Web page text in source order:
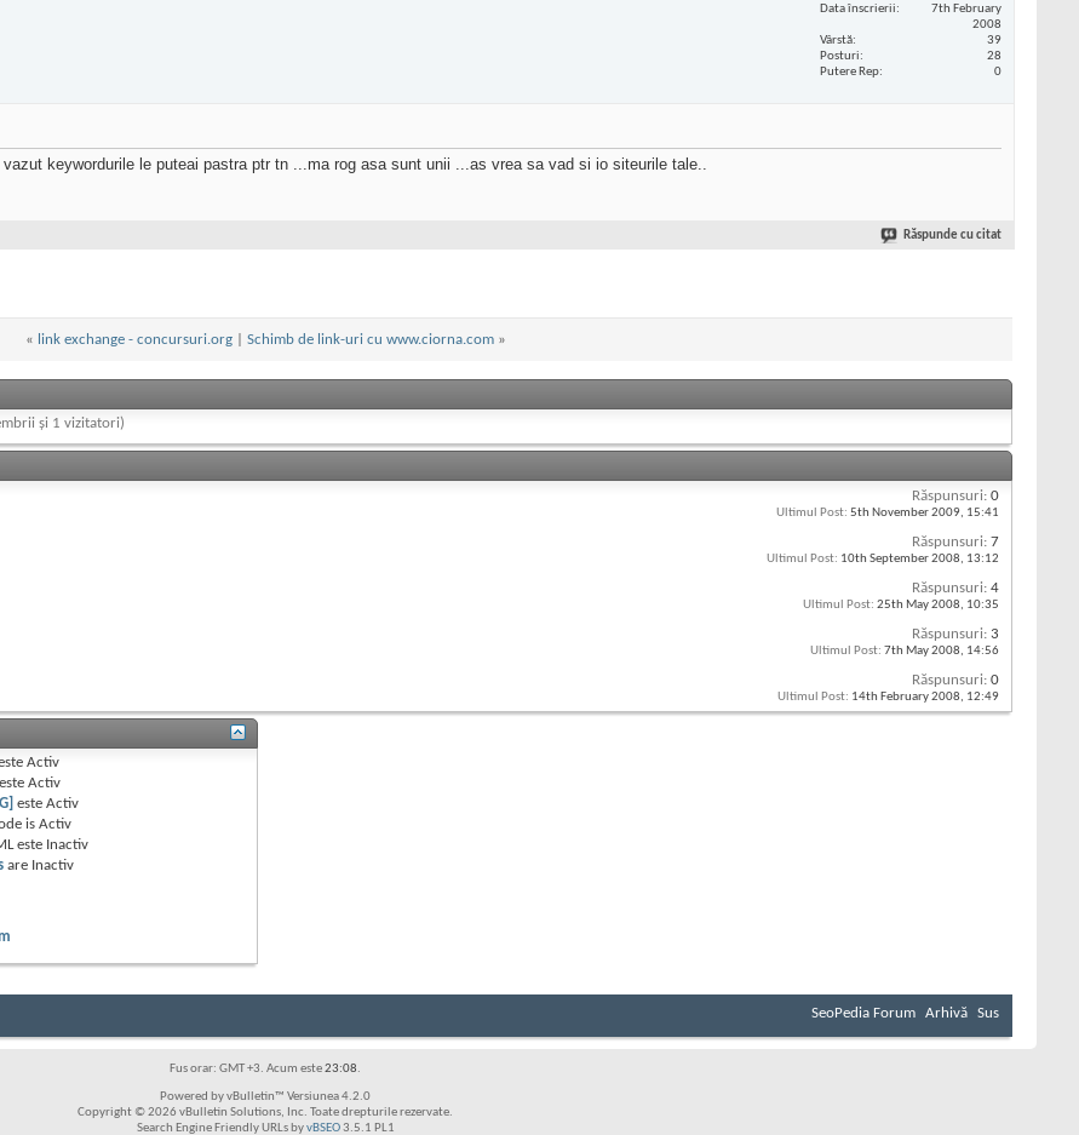
Data înscrierii
7th February
2008
Vârstă
39
Posturi
28
Putere Rep
0
keywordurile le puteai pastra ptr tn ...ma rog asa sunt unii ...as vrea sa vad si io siteurile tale..
Răspunde cu citat
« link exchange - concursuri.org| Schimb de link-uri cu www.ciorna.com »
și 1 vizitatori)
Răspunsuri: 0
Ultimul Post: 5th November 2009, 15:41
Răspunsuri: 7
Ultimul Post: 10th September 2008, 13:12
Răspunsuri: 4
Ultimul Post: 25th May 2008, 10:35
Răspunsuri: 3
Ultimul Post: 7th May 2008, 14:56
Răspunsuri: 0
Ultimul Post: 14th February 2008, 12:49
Activ
esteActiv
esteActiv
isActiv
este Inactiv
are Inactiv
SeoPedia Forum Arhivă Sus
Fus orar: GMT +3. Acum este23:08.
Powered by vBulletin™ Versiunea 4.2.0
Copyright © 2026 vBulletin Solutions, Inc. Toate drepturile rezervate.
Search Engine Friendly URLs byvBSEO3.5.1 PL1